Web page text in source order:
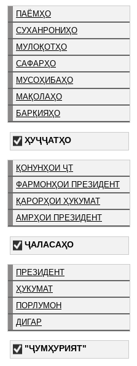
ПАЁМҲО
СУХАНРОНИҲО
МУЛОҚОТҲО
САФАРҲО
МУСОҲИБАҲО
МАҚОЛАҲО
БАРҚИЯҲО
ҲУҶҶАТҲО
ҚОНУНҲОИ ҶТ
ФАРМОНҲОИ ПРЕЗИДЕНТ
ҚАРОРҲОИ ҲУКУМАТ
АМРҲОИ ПРЕЗИДЕНТ
ҶАЛАСАҲО
ПРЕЗИДЕНТ
ҲУКУМАТ
ПОРЛУМОН
ДИГАР
"ҶУМҲУРИЯТ"